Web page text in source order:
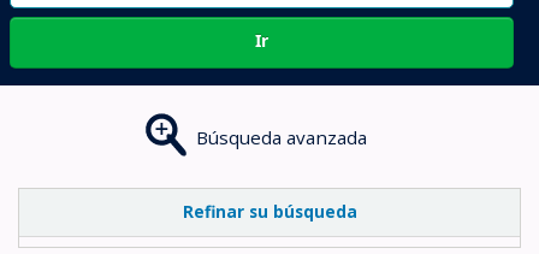
Ir
Búsqueda avanzada
Refinar su búsqueda